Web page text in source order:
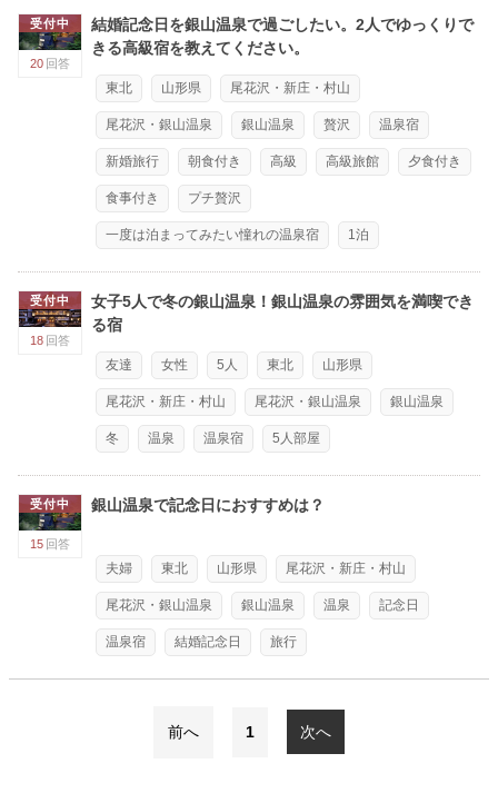
受付中
20 回答
結婚記念日を銀山温泉で過ごしたい。2人でゆっくりで
きる高級宿を教えてください。
東北 山形県 尾花沢・新庄・村山
尾花沢・銀山温泉 銀山温泉 贅沢 温泉宿
新婚旅行 朝食付き 高級 高級旅館 夕食付き
食事付き プチ贅沢
一度は泊まってみたい憧れの温泉宿 1泊
受付中
18 回答
女子5人で冬の銀山温泉！銀山温泉の雰囲気を満喫でき
る宿
友達 女性 5人 東北 山形県
尾花沢・新庄・村山 尾花沢・銀山温泉 銀山温泉
冬 温泉 温泉宿 5人部屋
受付中
15 回答
銀山温泉で記念日におすすめは？
夫婦 東北 山形県 尾花沢・新庄・村山
尾花沢・銀山温泉 銀山温泉 温泉 記念日
温泉宿 結婚記念日 旅行
前へ 1 次へ